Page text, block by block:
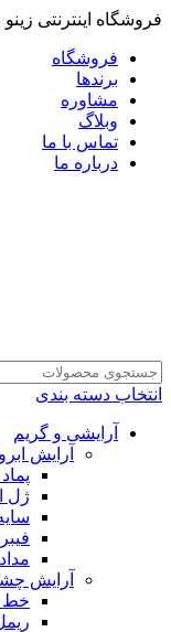
فروشگاه اینترنتی زینو
فروشگاه
برندها
مشاوره
وبلاگ
تماس با ما
درباره ما
انتخاب دسته بندی
آرایشی و گریم
آرایش ابرو
ژل
آرایش
خط